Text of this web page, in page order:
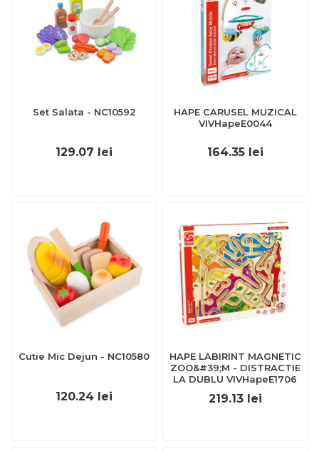
Set Salata - NC10592
129.07 lei
HAPE CARUSEL MUZICAL
VIVHapeE0044
164.35 lei
Cutie Mic Dejun - NC10580
120.24 lei
HAPE LABIRINT MAGNETIC
ZOO&#39;M - DISTRACTIE
LA DUBLU VIVHapeE1706
219.13 lei